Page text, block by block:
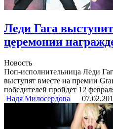
Леди Гага
церемонии
Новость
Поп-исполнительница Леди
выступят вместе на премии
победителей пройдет 12
Надя Милосердова